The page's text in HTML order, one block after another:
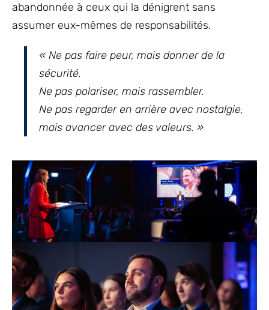
abandonnée à ceux qui la dénigrent sans
assumer eux-mêmes de responsabilités.
« Ne pas faire peur, mais donner de la
sécurité.
Ne pas polariser, mais rassembler.
Ne pas regarder en arrière avec nostalgie,
mais avancer avec des valeurs. »